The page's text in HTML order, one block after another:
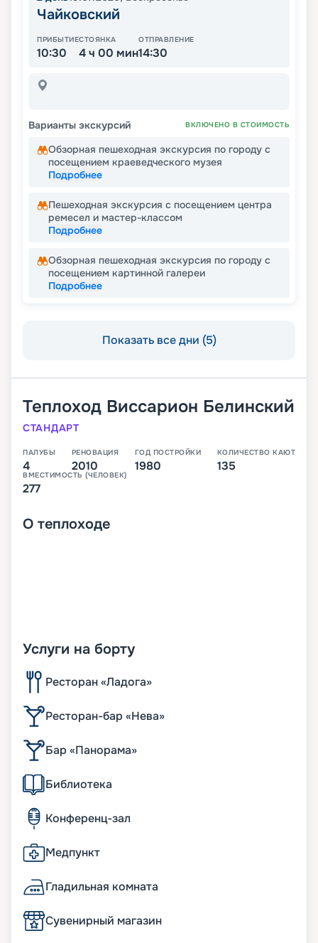
Чайковский
ПРИБЫТИЕ
10:30
СТОЯНКА
4 ч 00 мин
ОТПРАВЛЕНИЕ
14:30
Варианты экскурсий ВКЛЮЧЕНО В СТОИМОСТЬ
Обзорная пешеходная экскурсия по городу с
посещением краеведческого музея
Подробнее
Пешеходная экскурсия с посещением центра
ремесел и мастер-классом
Подробнее
Обзорная пешеходная экскурсия по городу с
посещением картинной галереи
Подробнее
Показать все дни (5)
Теплоход Виссарион Белинский
СТАНДАРТ
ПАЛУБЫ
4
РЕНОВАЦИЯ
2010
ГОД ПОСТРОЙКИ
1980
КОЛИЧЕСТВО КАЮТ
135
ВМЕСТИМОСТЬ (ЧЕЛОВЕК)
277
О теплоходе
Услуги на борту
Ресторан «Ладога»
Ресторан-бар «Нева»
Бар «Панорама»
Библиотека
Конференц-зал
Медпункт
Гладильная комната
Сувенирный магазин